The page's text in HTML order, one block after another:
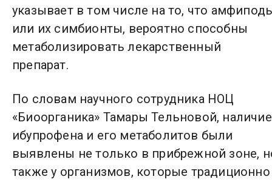
указывает в том числе на то, что
или их симбионты, вероятно способны
метаболизировать лекарственный
препарат.
По словам научного сотрудника НОЦ
«Биоорганика» Тамары Тельновой, наличие
ибупрофена и его метаболитов были
выявлены не только в прибрежной зоне,
также у организмов, которые традиционно